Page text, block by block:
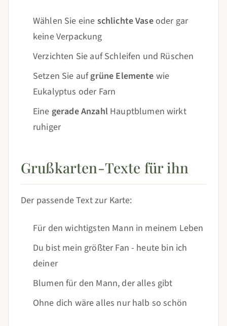
Wählen Sie eine schlichte Vaseoder gar
keine Verpackung
Verzichten Sie auf Schleifen und Rüschen
Setzen Sie aufgrüne Elemente wie
Eukalyptus oder Farn
Eine gerade AnzahlHauptblumen wirkt
ruhiger
Grußkarten-Texte für ihn
Der passende Text zur Karte:
Für den wichtigsten Mann in meinem Leben
Du bist mein größter Fan - heute bin ich
deiner
Blumen für den Mann, der alles gibt
Ohne dich wäre alles nur halb so schön